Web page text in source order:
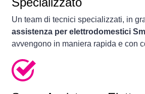
Un team di tecnici specializzati, in
assistenza per elettrodomestici
avvengono in maniera rapida e con